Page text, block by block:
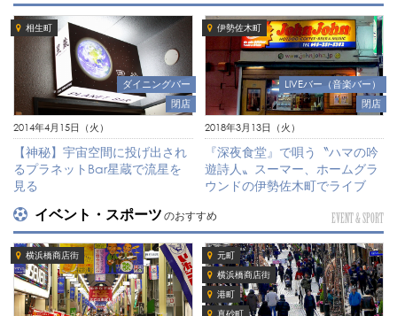
相生町
ダイニングバー
閉店
2014年4月15日（火）
【神秘】宇宙空間に投げ出され
るプラネットBar星蔵で流星を
見る
伊勢佐木町
LIVEバー（音楽バー）
閉店
2018年3月13日（火）
『深夜食堂』で唄う〝ハマの吟
遊詩人〟スーマー、ホームグラ
ウンドの伊勢佐木町でライブ
イベント・スポーツ のおすすめ EVENT & SPORT
横浜橋商店街
元町
横浜橋商店街
港町